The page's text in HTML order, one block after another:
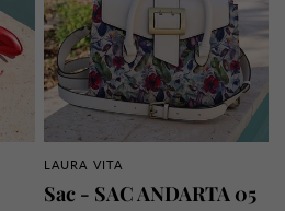
APERÇU RAPIDE
LAURA VITA
Sac - SAC ANDARTA 05